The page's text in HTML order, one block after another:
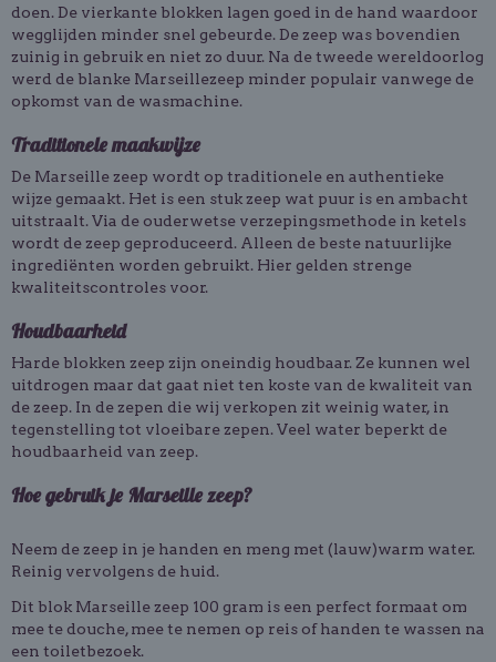
doen. De vierkante blokken lagen goed in de hand waardoor
wegglijden minder snel gebeurde. De zeep was bovendien
zuinig in gebruik en niet zo duur. Na de tweede wereldoorlog
werd de blanke Marseillezeep minder populair vanwege de
opkomst van de wasmachine.
Traditionele maakwijze
De Marseille zeep wordt op traditionele en authentieke
wijze gemaakt. Het is een stuk zeep wat puur is en ambacht
uitstraalt. Via de ouderwetse verzepingsmethode in ketels
wordt de zeep geproduceerd. Alleen de beste natuurlijke
ingrediënten worden gebruikt. Hier gelden strenge
kwaliteitscontroles voor.
Houdbaarheid
Harde blokken zeep zijn oneindig houdbaar. Ze kunnen wel
uitdrogen maar dat gaat niet ten koste van de kwaliteit van
de zeep. In de zepen die wij verkopen zit weinig water, in
tegenstelling tot vloeibare zepen. Veel water beperkt de
houdbaarheid van zeep.
Hoe gebruik je Marseille zeep?
Neem de zeep in je handen en meng met (lauw)warm water.
Reinig vervolgens de huid.
Dit blok Marseille zeep 100 gram is een perfect formaat om
mee te douche, mee te nemen op reis of handen te wassen na
een toiletbezoek.